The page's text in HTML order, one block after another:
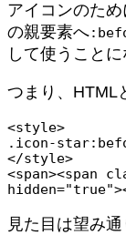
アイコンのた
の親要素へ
して使うことに
つまり、HTML
<style>
.icon-
</style>
<span><span
見た目は望み